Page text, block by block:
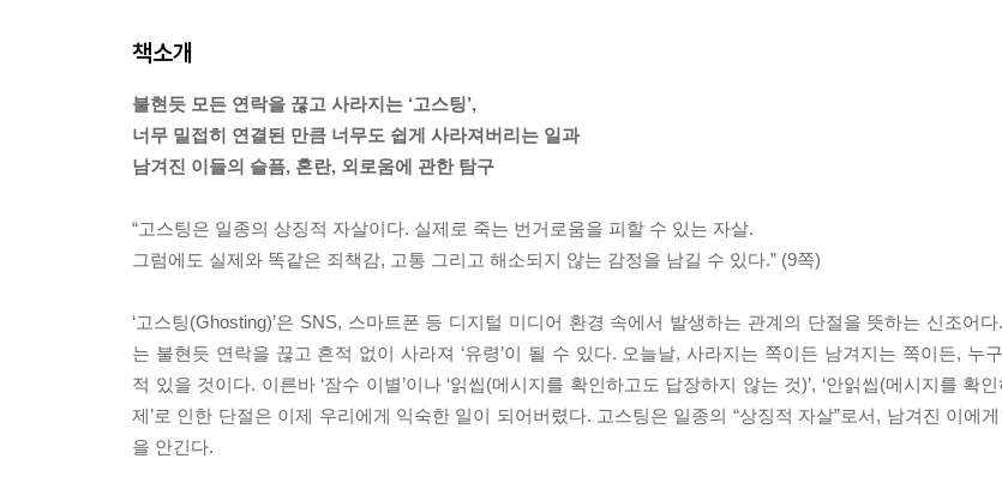
책소개
불현듯 모든 연락을 끊고 사라지는 ‘고스팅’,
너무 밀접히 연결된 만큼 너무도 쉽게 사라져버리는 일과
남겨진 이들의 슬픔, 혼란, 외로움에 관한 탐구
“고스팅은 일종의 상징적 자살이다. 실제로 죽는 번거로움을 피할 수 있는 자살.
그럼에도 실제와 똑같은 죄책감, 고통 그리고 해소되지 않는 감정을 남길 수 있다.” (9쪽)
‘고스팅(Ghosting)’은 SNS, 스마트폰 등 디지털 미디어 환경 속에서 발생하는 관계의 단절을 뜻하는 신조어
는 불현듯 연락을 끊고 흔적 없이 사라져 ‘유령’이 될 수 있다. 오늘날, 사라지는 쪽이든 남겨지는 쪽이든, 누
적 있을 것이다. 이른바 ‘잠수 이별’이나 ‘읽씹(메시지를 확인하고도 답장하지 않는 것)’, ‘안읽씹(메시지를 확
제’로 인한 단절은 이제 우리에게 익숙한 일이 되어버렸다. 고스팅은 일종의 “상징적 자살”로서, 남겨진 이에
을 안긴다.